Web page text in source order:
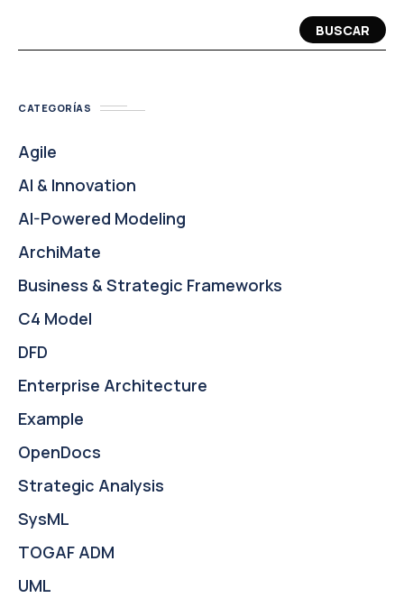
BUSCAR
CATEGORÍAS
Agile
AI & Innovation
AI-Powered Modeling
ArchiMate
Business & Strategic Frameworks
C4 Model
DFD
Enterprise Architecture
Example
OpenDocs
Strategic Analysis
SysML
TOGAF ADM
UML